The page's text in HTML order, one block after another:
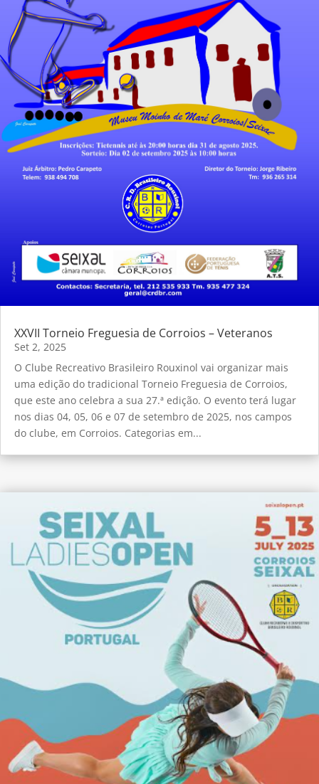
XXVII Torneio Freguesia de Corroios – Veteranos
Set 2, 2025
O Clube Recreativo Brasileiro Rouxinol vai organizar mais
uma edição do tradicional Torneio Freguesia de Corroios,
que este ano celebra a sua 27.ª edição. O evento terá lugar
nos dias 04, 05, 06 e 07 de setembro de 2025, nos campos
do clube, em Corroios. Categorias em...